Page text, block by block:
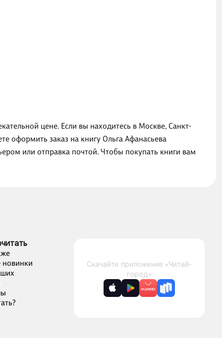
цене. Если вы находитесь в Москве, Санкт-
оформить заказ на книгу Ольга Афанасьева
или отправка почтой. Чтобы покупать книги вам
новинки
Скачайте приложение «Читай-
город»